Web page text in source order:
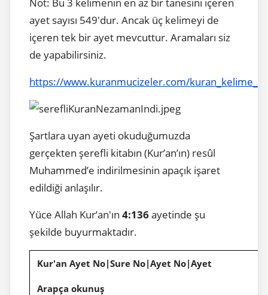
ayet sayısı 549'dur. Ancak üç kelimeyi de
içeren tek bir ayet mevcuttur. Aramaları siz
de yapabilirsiniz.
https://www.kuranmucizeler.com/
Şartlara uyan ayeti okuduğumuzda
gerçekten şerefli kitabın (Kur’an’ın) resûl
Muhammed’e indirilmesinin apaçık işaret
edildiği anlaşılır.
Yüce Allah Kur’an'ın 4:136ayetinde şu
şekilde buyurmaktadır.
Kur'an Ayet No|Sure No|Ayet No|Ayet
Arapça okunuş